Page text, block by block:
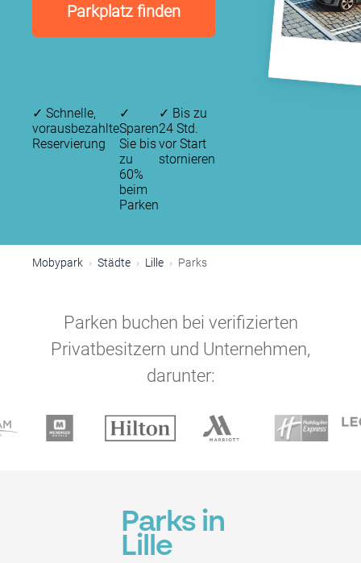
Parkplatz finden
✓ Schnelle,
vorausbezahlte
Reservierung
✓
Sparen
Sie bis
zu
60%
beim
Parken
✓ Bis zu
24 Std.
vor Start
stornieren
Mobypark Städte Lille Parks
Parken buchen bei verifizierten
Privatbesitzern und Unternehmen,
darunter:
Parks in
Lille